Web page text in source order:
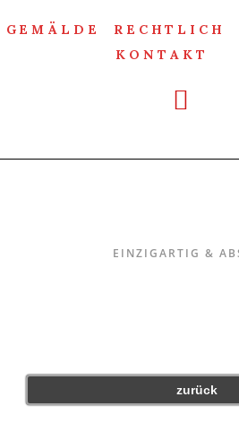
GEMÄLDE RECHTLICH
KONTAKT
EINZIGARTIG &
zurück